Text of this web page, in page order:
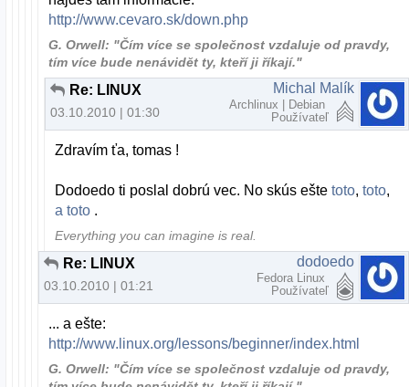
http://www.cevaro.sk/down.php
G. Orwell: "Čím více se společnost vzdaluje od pravdy,
tím více bude nenávidět ty, kteří ji říkají."
Re: LINUX
03.10.2010 | 01:30
Michal Malík
Archlinux | Debian
Používateľ
Zdravím ťa, tomas !
Dodoedo ti poslal dobrú vec. No skús eštetoto,toto,
a toto .
Everything you can imagine is real.
Re: LINUX
03.10.2010 | 01:21
dodoedo
Fedora Linux
Používateľ
... a ešte:
http://www.linux.org/lessons/beginner/index.html
G. Orwell: "Čím více se společnost vzdaluje od pravdy,